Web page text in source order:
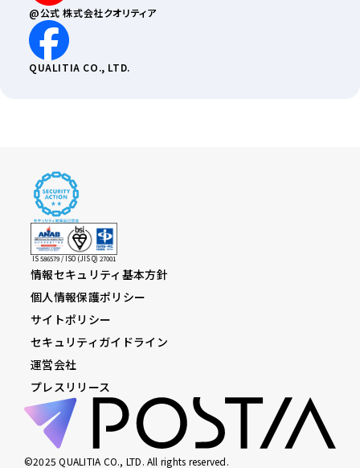
@公式 株式会社クオリティア
QUALITIA CO., LTD.
IS 586579 / ISO (JIS Q) 27001
情報セキュリティ基本方針
個人情報保護ポリシー
サイトポリシー
セキュリティガイドライン
運営会社
プレスリリース
©2025 QUALITIA CO., LTD. All rights reserved.